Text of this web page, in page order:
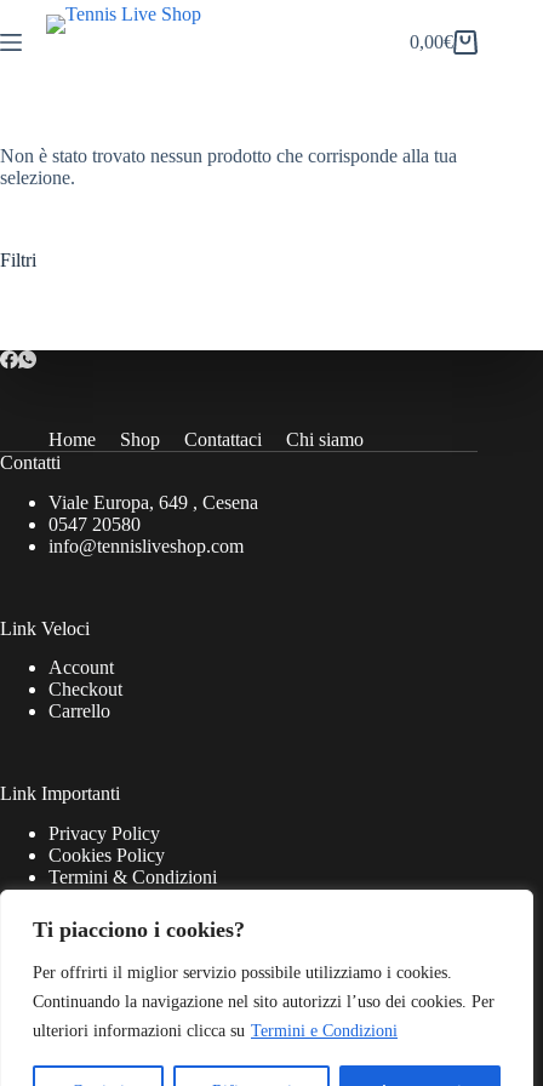
Ti piacciono i cookies?
Per offrirti il miglior servizio possibile utilizziamo i cookies.
Continuando la navigazione nel sito autorizzi l’uso dei cookies. Per
ulteriori informazioni clicca su Termini e Condizioni
al
contenuto
Carrello
0,00€
Non è stato trovato nessun prodotto che corrisponde alla tua
selezione.
Filtri
Home Shop Contattaci
Chi siamo
Contatti
Viale Europa, 649 , Cesena
0547 20580
info@tennisliveshop.com
Link Veloci
Account
Checkout
Carrello
Link Importanti
Privacy Policy
Cookies Policy
Termini & Condizioni